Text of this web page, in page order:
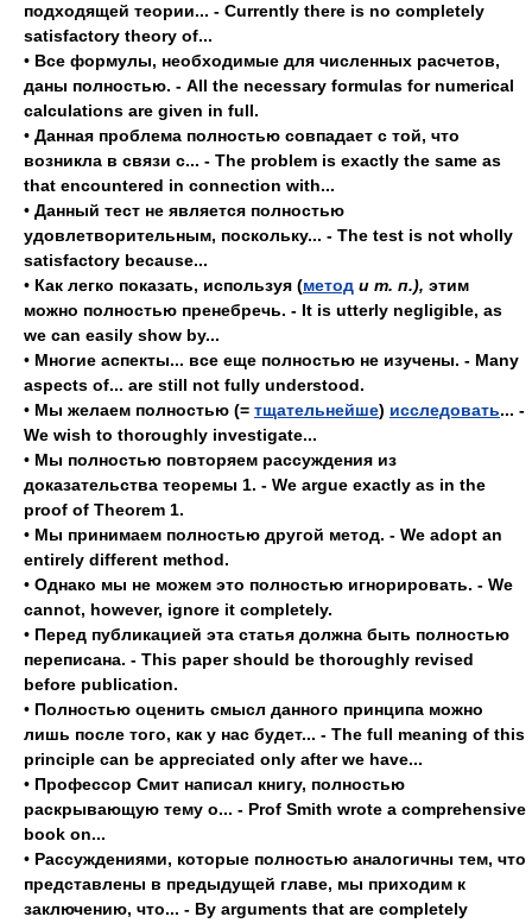
подходящей теории... - Currently there is no completely
satisfactory theory of...
• Все формулы, необходимые для численных расчетов,
даны полностью. - All the necessary formulas for numerical
calculations are given in full.
• Данная проблема полностью совпадает с той, что
возникла в связи с... - The problem is exactly the same as
that encountered in connection with...
• Данный тест не является полностью
удовлетворительным, поскольку... - The test is not wholly
satisfactory because...
• Как легко показать, используя (метод и т. п.), этим
можно полностью пренебречь. - It is utterly negligible, as
we can easily show by...
• Многие аспекты... все еще полностью не изучены. - Many
aspects of... are still not fully understood.
• Мы желаем полностью (= тщательнейше) исследовать... -
We wish to thoroughly investigate...
• Мы полностью повторяем рассуждения из
доказательства теоремы 1. - We argue exactly as in the
proof of Theorem 1.
• Мы принимаем полностью другой метод. - We adopt an
entirely different method.
• Однако мы не можем это полностью игнорировать. - We
cannot, however, ignore it completely.
• Перед публикацией эта статья должна быть полностью
переписана. - This paper should be thoroughly revised
before publication.
• Полностью оценить смысл данного принципа можно
лишь после того, как у нас будет... - The full meaning of this
principle can be appreciated only after we have...
• Профессор Смит написал книгу, полностью
раскрывающую тему о... - Prof Smith wrote a comprehensive
book on...
• Рассуждениями, которые полностью аналогичны тем, что
представлены в предыдущей главе, мы приходим к
заключению, что... - By arguments that are completely